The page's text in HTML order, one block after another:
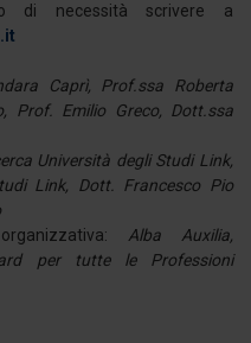
di necessità scrivere a
Caprì, Prof.ssa Roberta
Prof. Emilio Greco, Dott.ssa
Università degli Studi Link,
Link, Dott. Francesco Pio
Alba Auxilia,
per tutte le Professioni